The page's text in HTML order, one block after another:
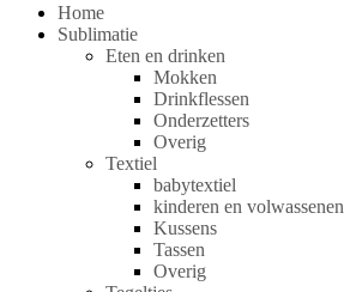
Home
Sublimatie
Eten en drinken
Mokken
Drinkflessen
Onderzetters
Overig
Textiel
babytextiel
kinderen en volwassenen
Kussens
Tassen
Overig